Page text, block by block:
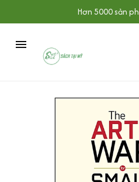
Hơn 5000 sản